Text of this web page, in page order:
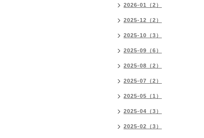
2026-01（2）
2025-12（2）
2025-10（3）
2025-09（6）
2025-08（2）
2025-07（2）
2025-05（1）
2025-04（3）
2025-02（3）